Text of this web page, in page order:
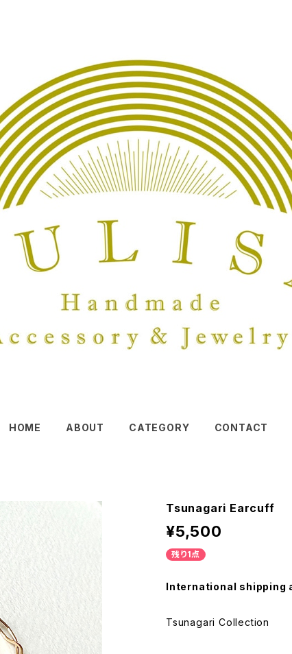
HOME ABOUT CATEGORY CONTACT
Tsunagari Earcuff
¥5,500
残り1点
International shipping
Tsunagari Collection